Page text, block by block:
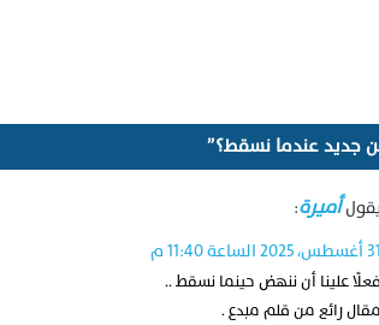
يقولأميرة:
31 أغسطس، 2025 الساعة 11:40 م
فعلًا علينا أن ننهض حينما نسقط ..
مقال رائع من قلم مبدع .